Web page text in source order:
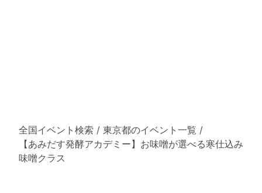
全国イベント検索 / 東京都のイベント一覧 /
【あみだす発酵アカデミー】お味噌が選べる寒仕込み
味噌クラス